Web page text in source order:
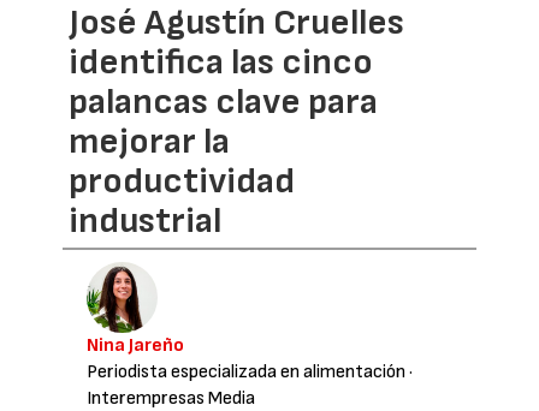
José Agustín Cruelles
identifica las cinco
palancas clave para
mejorar la
productividad
industrial
Nina Jareño
Periodista especializada en alimentación ·
Interempresas Media